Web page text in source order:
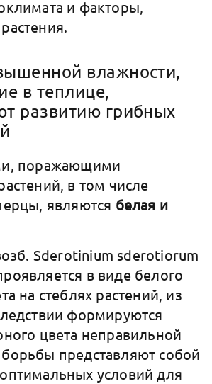
и факторы,
влажности,
в теплице,
развитию грибных
поражающими
в том числе
являются белая и
Sderotinium sderotiorum
в виде белого
на стеблях растений, из
формируются
цвета неправильной
представляют собой
условий для